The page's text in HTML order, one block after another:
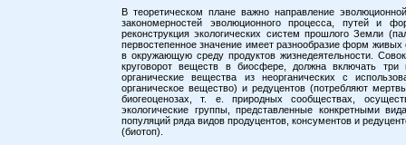
В теоретическом плане важно направление
закономерностей эволюционного процесса, путей и
реконструкция экологических систем прошлого Земли
первостепенное значение имеет разнообразие форм
в окружающую среду продуктов жизнедеятельности.
круговорот веществ в биосфере, должна включать три
органические вещества из неорганических с
органическое вещество) и редуцентов (потребляют
биогеоценозах, т. е. природных сообществах,
экологические группы, представленные конкретными
популяций ряда видов продуцентов, консументов и
(биотоп).